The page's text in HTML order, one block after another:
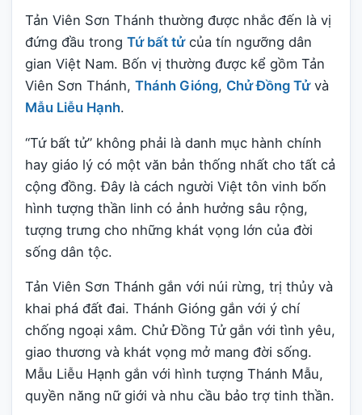
Tản Viên Sơn Thánh thường được nhắc đến là vị
đứng đầu trong Tứ bất tửcủa tín ngưỡng dân
gian Việt Nam. Bốn vị thường được kể gồm Tản
Viên Sơn Thánh, Thánh Gióng, Chử Đồng Tửvà
Mẫu Liễu Hạnh.
“Tứ bất tử” không phải là danh mục hành chính
hay giáo lý có một văn bản thống nhất cho tất cả
cộng đồng. Đây là cách người Việt tôn vinh bốn
hình tượng thần linh có ảnh hưởng sâu rộng,
tượng trưng cho những khát vọng lớn của đời
sống dân tộc.
Tản Viên Sơn Thánh gắn với núi rừng, trị thủy và
khai phá đất đai. Thánh Gióng gắn với ý chí
chống ngoại xâm. Chử Đồng Tử gắn với tình yêu,
giao thương và khát vọng mở mang đời sống.
Mẫu Liễu Hạnh gắn với hình tượng Thánh Mẫu,
quyền năng nữ giới và nhu cầu bảo trợ tinh thần.